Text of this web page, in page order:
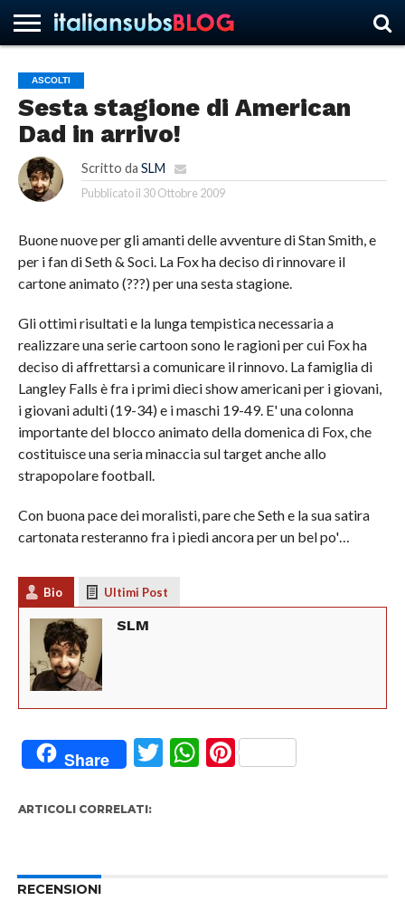
HOME
NEWS
ASCOLTI
RECENSIONI
INTERVISTE
CURIOSITÀ
CHI
SIAMO
CONTATTACI
FORUM
ITALIANSUBS
ASCOLTI
Sesta stagione di American
Dad in arrivo!
Scritto da SLM
Pubblicato il 30 Ottobre 2009
Buone nuove per gli amanti delle avventure di Stan Smith, e
per i fan di Seth & Soci. La Fox ha deciso di rinnovare il
cartone animato (???) per una sesta stagione.
Gli ottimi risultati e la lunga tempistica necessaria a
realizzare una serie cartoon sono le ragioni per cui Fox ha
deciso di affrettarsi a comunicare il rinnovo. La famiglia di
Langley Falls è fra i primi dieci show americani per i giovani,
i giovani adulti (19-34) e i maschi 19-49. E' una colonna
importante del blocco animato della domenica di Fox, che
costituisce una seria minaccia sul target anche allo
strapopolare football.
Con buona pace dei moralisti, pare che Seth e la sua satira
cartonata resteranno fra i piedi ancora per un bel po'…
Bio Ultimi Post
SLM
Share Twitter
WhatsApp
Pinterest
ARTICOLI CORRELATI:
RECENSIONI